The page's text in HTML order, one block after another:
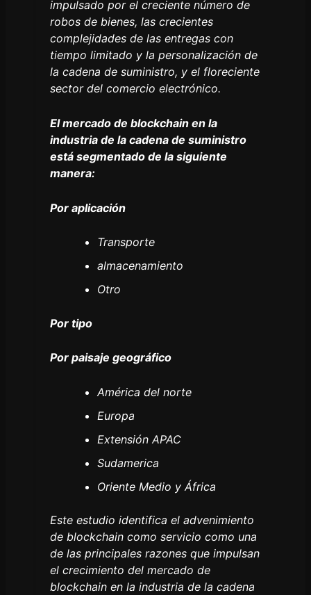
impulsado por el creciente número de
robos de bienes, las crecientes
complejidades de las entregas con
tiempo limitado y la personalización de
la cadena de suministro, y el floreciente
sector del comercio electrónico.
El mercado de blockchain en la
industria de la cadena de suministro
está segmentado de la siguiente
manera:
Por aplicación
Transporte
almacenamiento
Otro
Por tipo
Por paisaje geográfico
América del norte
Europa
Extensión APAC
Sudamerica
Oriente Medio y África
Este estudio identifica el advenimiento
de blockchain como servicio como una
de las principales razones que impulsan
el crecimiento del mercado de
blockchain en la industria de la cadena